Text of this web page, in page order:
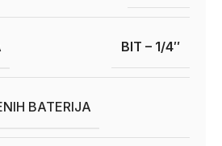
BIT – 1/4″
BATERIJA